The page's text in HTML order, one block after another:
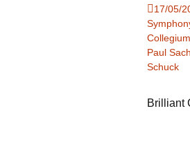
17/05/
Paul
Schuck
Brilliant